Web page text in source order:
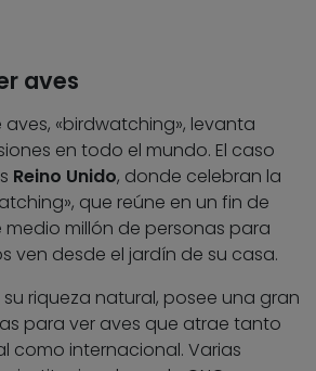
aves
«birdwatching», levanta
en todo el mundo. El caso
Reino Unido, donde celebran la
que reúne en un fin de
millón de personas para
ven desde el jardín de su casa.
riqueza natural, posee una gran
para ver aves que atrae tanto
como internacional. Varias